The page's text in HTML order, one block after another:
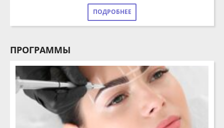
ПРОГРАММЫ